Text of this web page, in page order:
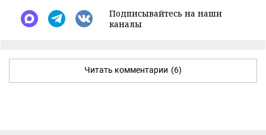
Подписывайтесь на наши
каналы
Читать комментарии (6)